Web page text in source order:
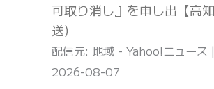
可取り消し』を申し出【高
送)
配信元: 地域 - Yahoo!ニュース
2026-08-07